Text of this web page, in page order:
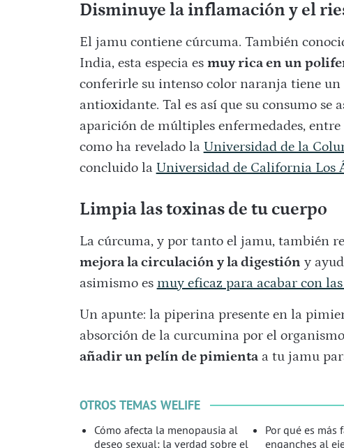
Disminuye la inflamación y el
El jamu contiene cúrcuma. También
India, esta especia es muy rica en un
conferirle su intenso color naranja tiene
antioxidante. Tal es así que su consumo se
aparición de múltiples enfermedades,
como ha revelado la Universidad de la
concluido la Universidad de California Los
Limpia las toxinas de tu cuerpo
La cúrcuma, y por tanto el jamu, también
mejora la circulación y la digestión y
asimismo es muy eficaz para acabar con
Un apunte: la piperina presente en la
absorción de la curcumina por el
añadir un pelín de pimientaa tu jamu
OTROS TEMAS WELIFE
Cómo afecta la menopausia al
deseo sexual: la verdad sobre el
Por qué es más
enganches al